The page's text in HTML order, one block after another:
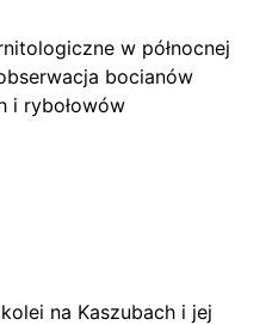
w północnej
bocianów
i rybołowów
na Kaszubach i jej